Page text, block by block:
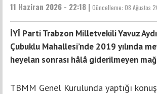
11 Haziran 2026 - 22:18 | Güncelleme: 08 Ağustos
İYİ Parti Trabzon Milletvekili Yavuz
Çubuklu Mahallesi’nde 2019 yılında
heyelan sonrası hâlâ giderilmeyen
TBMM Genel Kurulunda yaptığı